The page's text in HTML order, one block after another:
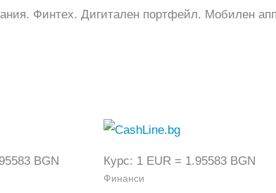
Финтех. Дигитален портфейл. Мобилен
BGN Курс: 1 EUR = 1.95583 BGN
Финанси